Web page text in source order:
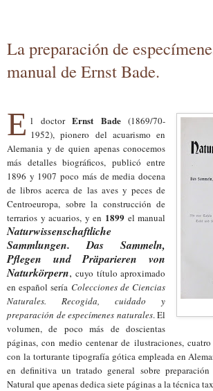
La preparación de
manual de Ernst Bade.
E l doctorErnst Bade(1869/70-
1952), pionero del acuarismo en
Alemania y de quien apenas conocemos
más detalles biográficos, publicó entre
1896 y 1907 poco más de media docena
de libros acerca de las aves y peces de
Centroeuropa, sobre la construcción de
terrarios y acuarios, y en 1899 el manual
Naturwissenschaftliche
Sammlungen. Das Sammeln,
Pflegen und Präparieren von
Naturkörpern,cuyo título aproximado
en español sería Colecciones de Ciencias
Naturales.
Recogida, cuidado y
preparación de especímenes naturales. El
volumen, de poco más de doscientas
páginas, con medio centenar de ilustraciones,
con la torturante tipografía gótica empleada en
en definitiva un tratado general sobre
Natural que apenas dedica siete páginas a la técnica